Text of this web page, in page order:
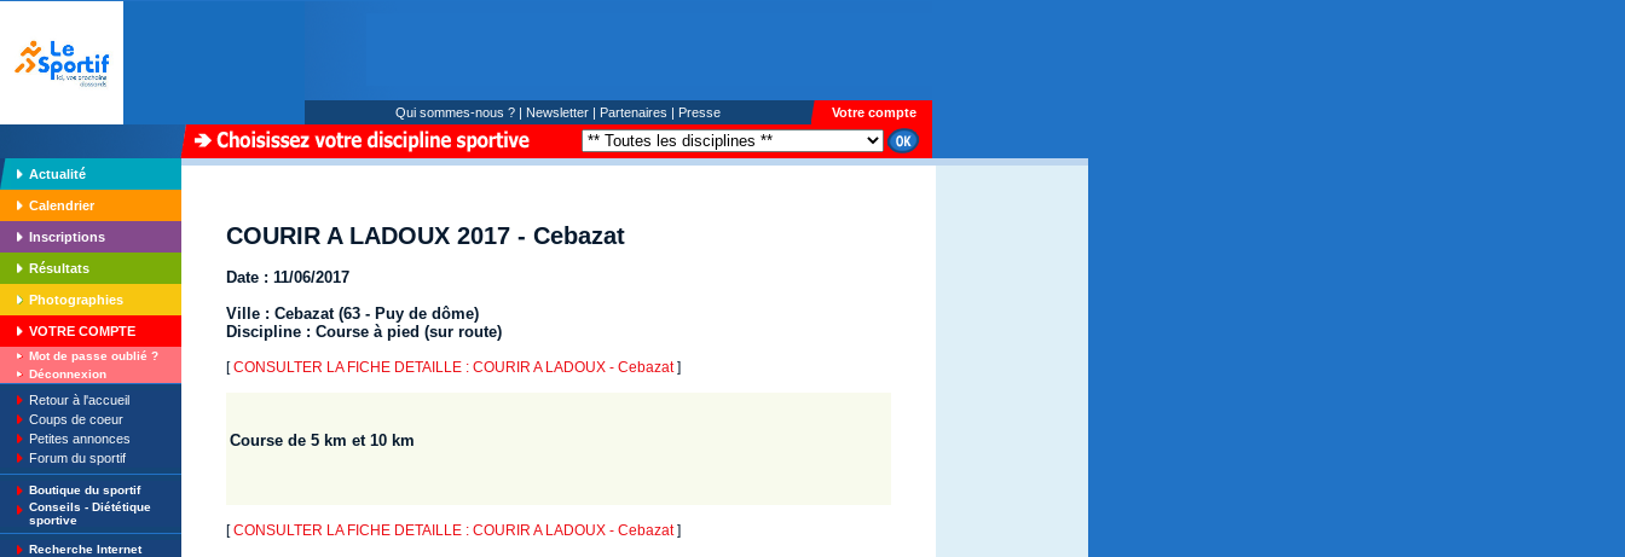
Qui sommes-nous ? | Newsletter | Partenaires | Presse Votre compte
Actualité
Calendrier
Inscriptions
Résultats
Photographies
VOTRE COMPTE
Mot de passe oublié ?
Déconnexion
Retour à l'accueil
Coups de coeur
Petites annonces
Forum du sportif
Boutique du sportif
Conseils - Diététique
sportive
Recherche Internet
COURIR A LADOUX 2017 - Cebazat
Date : 11/06/2017
Ville : Cebazat (63 - Puy de dôme)
Discipline : Course à pied (sur route)
[CONSULTER LA FICHE DETAILLE : COURIR A LADOUX - Cebazat]
Course de 5 km et 10 km
[CONSULTER LA FICHE DETAILLE : COURIR A LADOUX - Cebazat]